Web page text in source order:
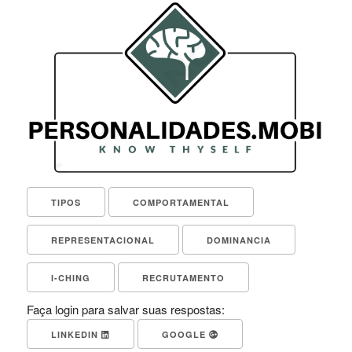
TIPOS COMPORTAMENTAL
REPRESENTACIONAL DOMINANCIA
I-CHING RECRUTAMENTO
Faça login para salvar suas respostas:
LINKEDIN GOOGLE